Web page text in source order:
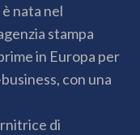
nata nel
stampa
in Europa per
con una
di